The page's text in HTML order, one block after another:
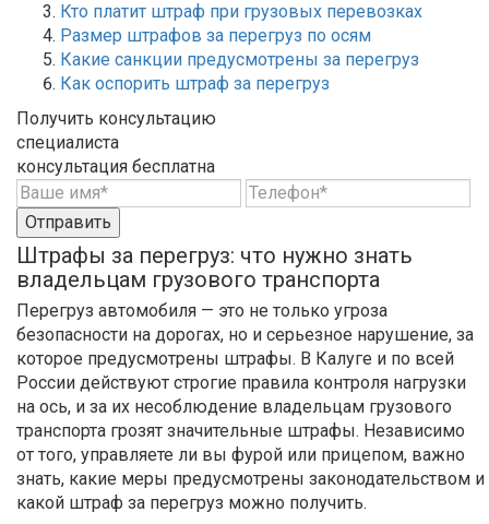
Кто платит штраф при грузовых перевозках
Размер штрафов за перегруз по осям
Какие санкции предусмотрены за перегруз
Как оспорить штраф за перегруз
Получить консультацию
специалиста
консультация бесплатна
Отправить
Штрафы за перегруз: что нужно знать
владельцам грузового транспорта
Перегруз автомобиля — это не только угроза
безопасности на дорогах, но и серьезное нарушение, за
которое предусмотрены штрафы. В Калуге и по всей
России действуют строгие правила контроля нагрузки
на ось, и за их несоблюдение владельцам грузового
транспорта грозят значительные штрафы. Независимо
от того, управляете ли вы фурой или прицепом, важно
знать, какие меры предусмотрены законодательством и
какой штраф за перегруз можно получить.